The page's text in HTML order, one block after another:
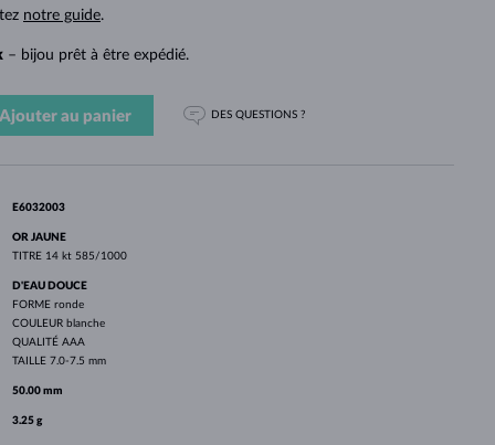
notre guide.
– bijou prêt à être expédié.
Ajouter au panier DES QUESTIONS ?
E6032003
OR JAUNE
TITRE 14 kt 585/1000
D'EAU DOUCE
FORME ronde
COULEUR blanche
QUALITÉ AAA
TAILLE 7.0-7.5 mm
50.00 mm
3.25 g